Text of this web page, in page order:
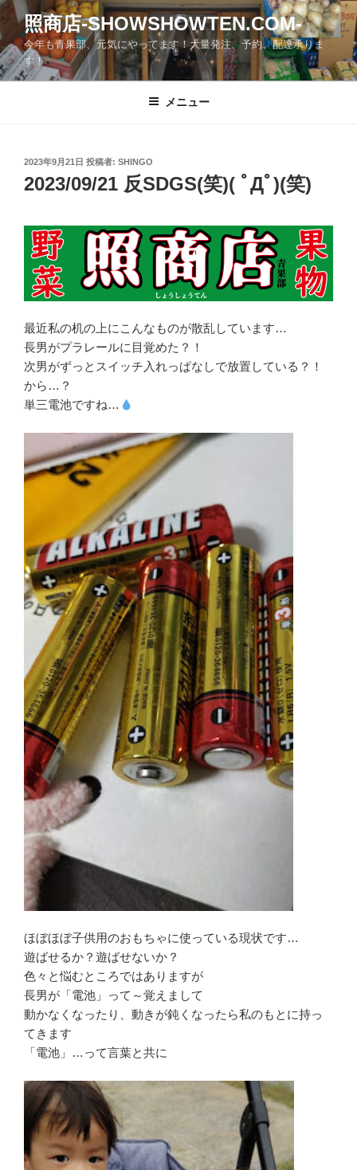
コ
テ
ン
ツ
照商店-SHOWSHOWTEN.COM-
今年も青果部、元気にやってます！大量発注、予約、配達承りま
す！
メニュー
投
稿
日:
2023年9月21日 投稿者: SHINGO
2023/09/21 反SDGS(笑)( ﾟДﾟ)(笑)
最近私の机の上にこんなものが散乱しています…
長男がプラレールに目覚めた？！
次男がずっとスイッチ入れっぱなしで放置している？！
から…？
単三電池ですね…
ほぼほぼ子供用のおもちゃに使っている現状です…
遊ばせるか？遊ばせないか？
色々と悩むところではありますが
長男が「電池」って～覚えまして
動かなくなったり、動きが鈍くなったら私のもとに持っ
てきます
「電池」…って言葉と共に